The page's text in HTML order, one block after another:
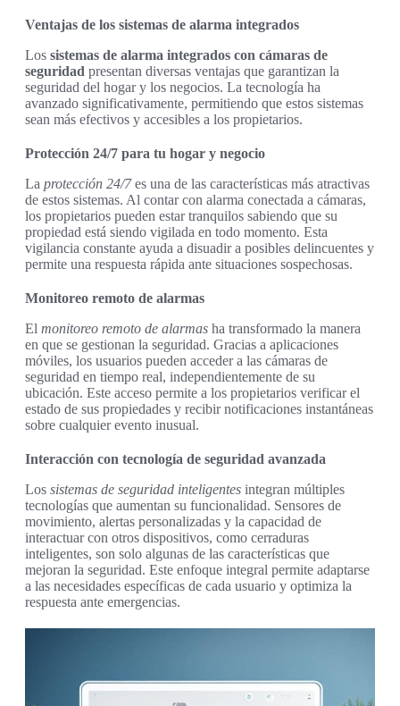
Ventajas de los sistemas de alarma integrados
Los sistemas de alarma integrados con cámaras de
seguridad presentan diversas ventajas que garantizan la
seguridad del hogar y los negocios. La tecnología ha
avanzado significativamente, permitiendo que estos sistemas
sean más efectivos y accesibles a los propietarios.
Protección 24/7 para tu hogar y negocio
La protección 24/7es una de las características más atractivas
de estos sistemas. Al contar con alarma conectada a cámaras,
los propietarios pueden estar tranquilos sabiendo que su
propiedad está siendo vigilada en todo momento. Esta
vigilancia constante ayuda a disuadir a posibles delincuentes y
permite una respuesta rápida ante situaciones sospechosas.
Monitoreo remoto de alarmas
El monitoreo remoto de alarmas ha transformado la manera
en que se gestionan la seguridad. Gracias a aplicaciones
móviles, los usuarios pueden acceder a las cámaras de
seguridad en tiempo real, independientemente de su
ubicación. Este acceso permite a los propietarios verificar el
estado de sus propiedades y recibir notificaciones instantáneas
sobre cualquier evento inusual.
Interacción con tecnología de seguridad avanzada
Los sistemas de seguridad inteligentes integran múltiples
tecnologías que aumentan su funcionalidad. Sensores de
movimiento, alertas personalizadas y la capacidad de
interactuar con otros dispositivos, como cerraduras
inteligentes, son solo algunas de las características que
mejoran la seguridad. Este enfoque integral permite adaptarse
a las necesidades específicas de cada usuario y optimiza la
respuesta ante emergencias.